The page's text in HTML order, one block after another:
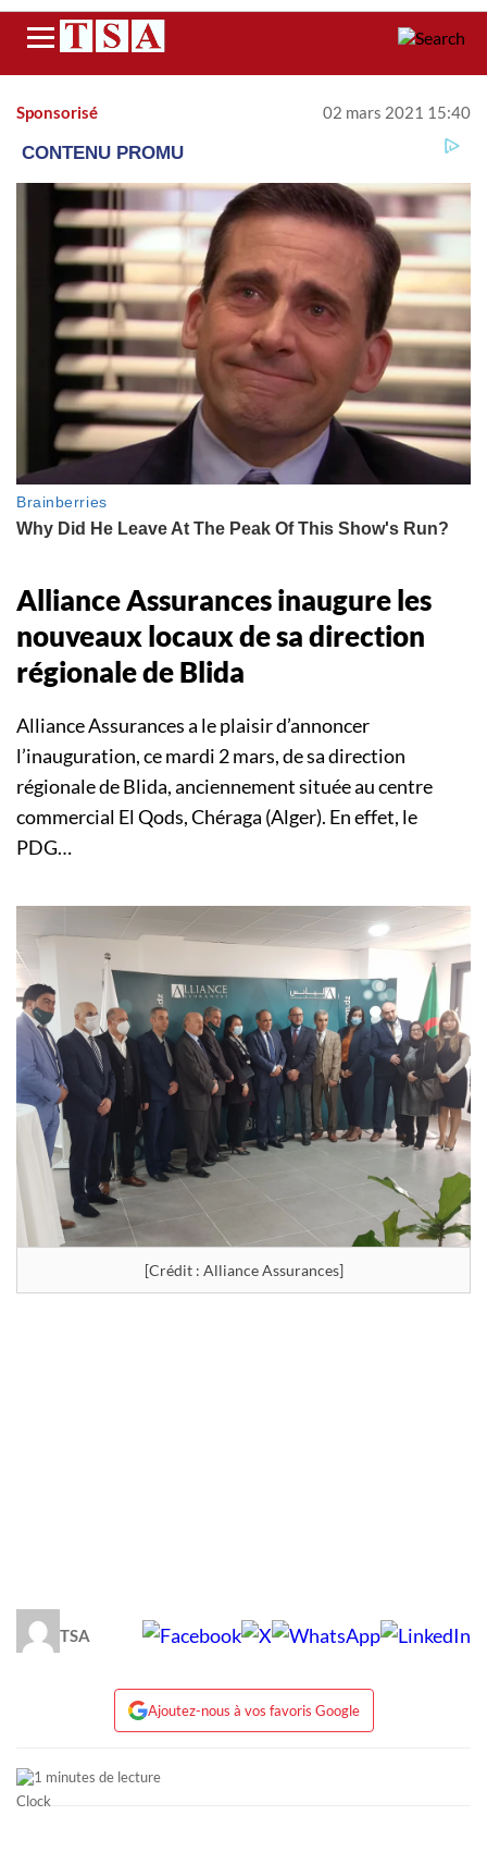
Menu
Sponsorisé 02 mars 2021 15:40
Alliance Assurances inaugure les
nouveaux locaux de sa direction
régionale de Blida
Alliance Assurances a le plaisir d’annoncer
l’inauguration, ce mardi 2 mars, de sa direction
régionale de Blida, anciennement située au centre
commercial El Qods, Chéraga (Alger). En effet, le
PDG…
[Crédit : Alliance Assurances]
TSA
Ajoutez-nous à vos favoris Google
1 minutes de lecture